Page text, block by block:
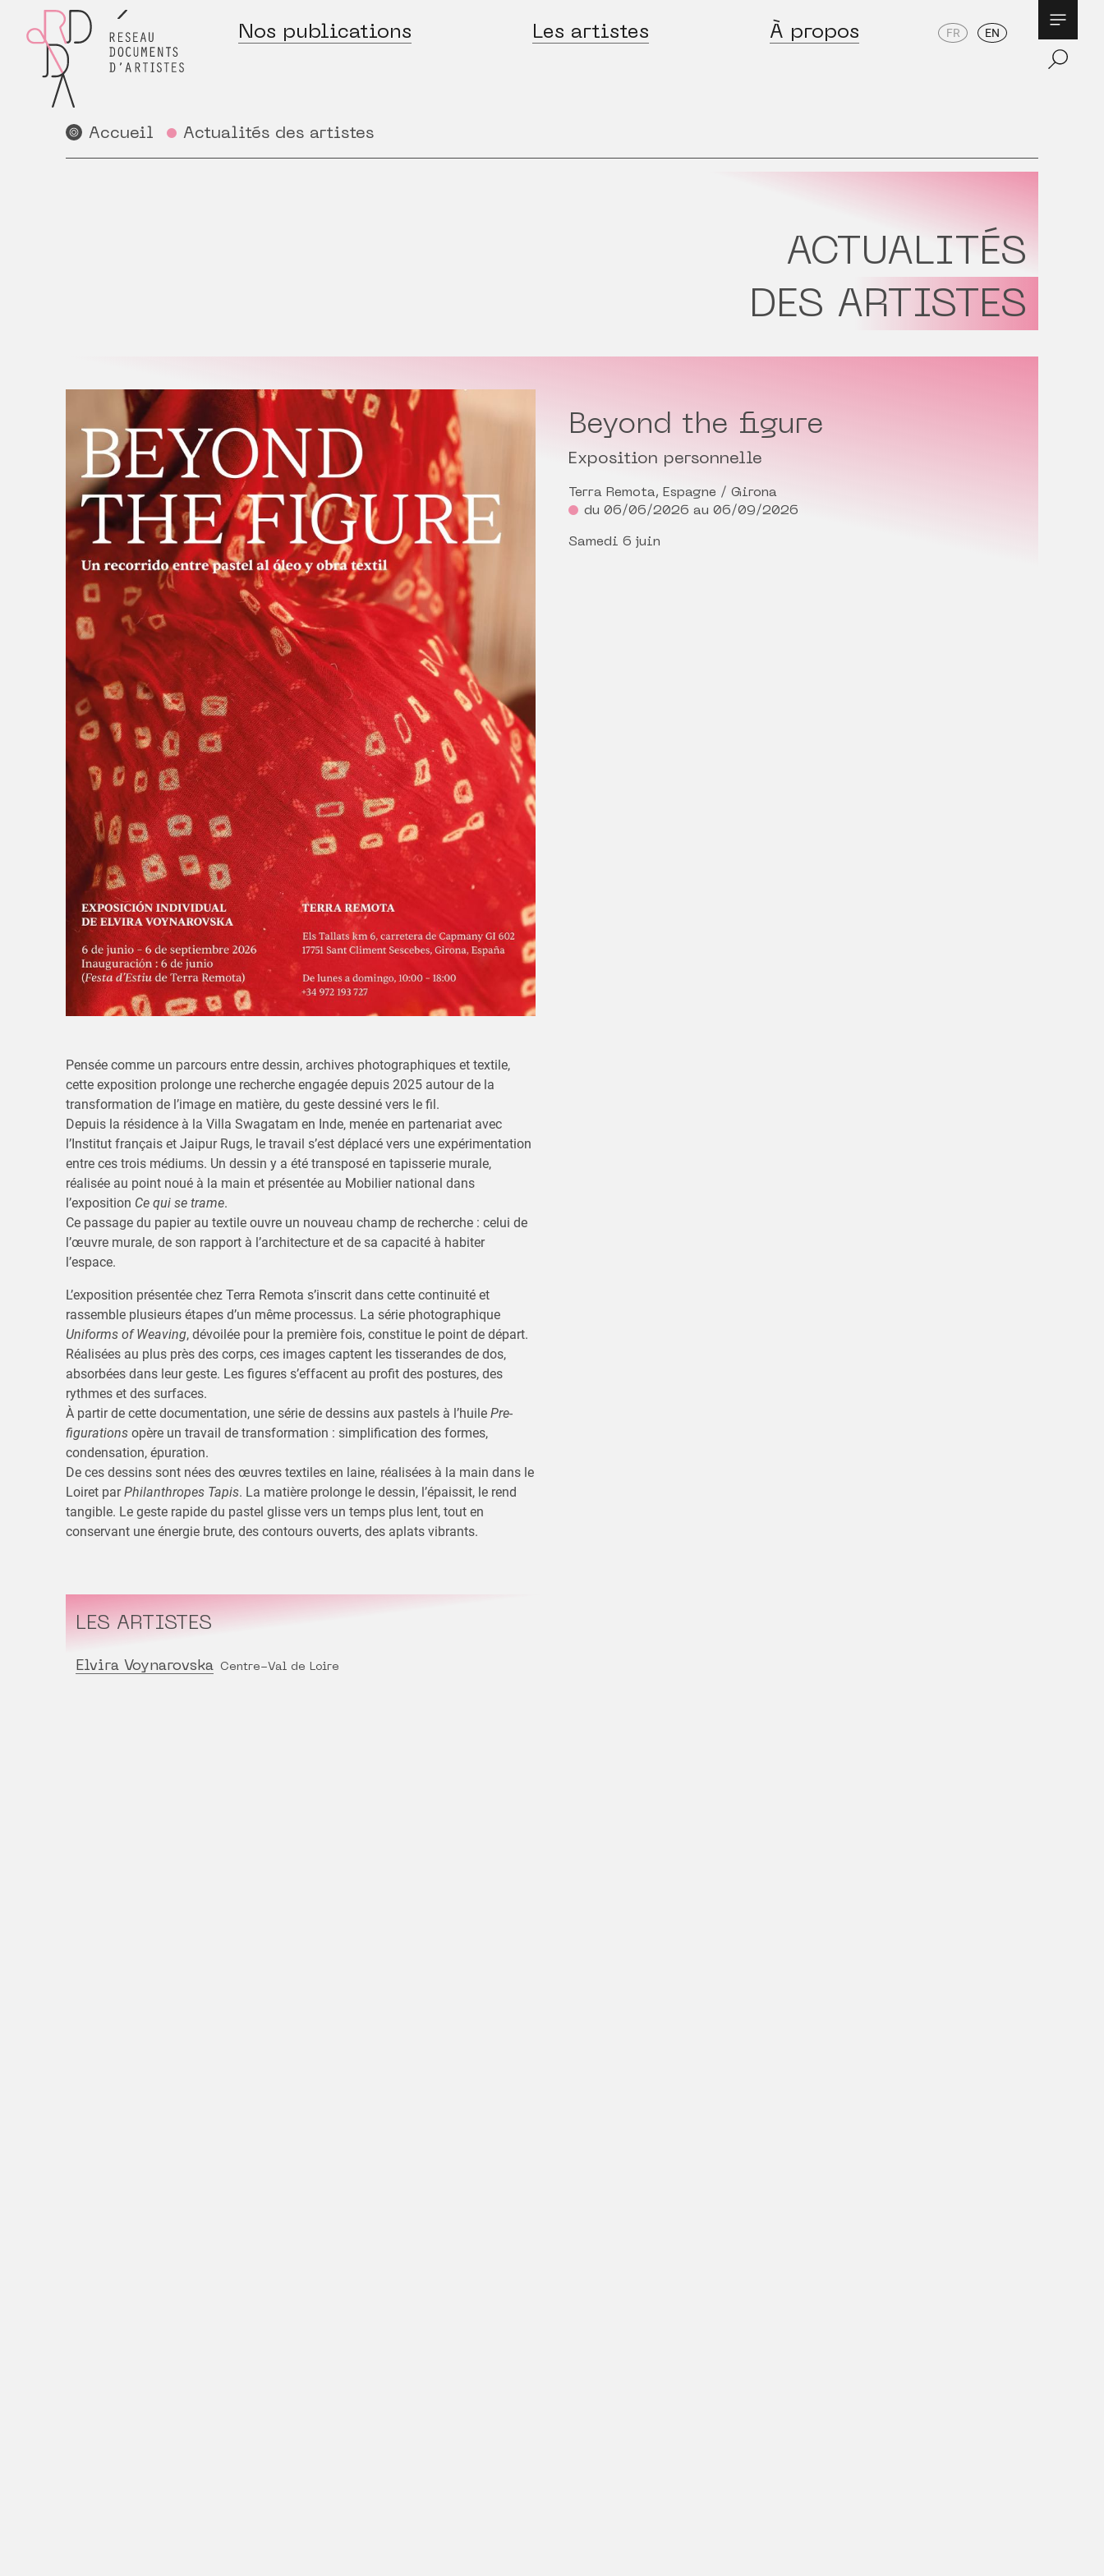
Nos publications Les artistes À propos FR EN
Accueil Actualités des artistes
ACTUALITÉS
DES ARTISTES
Beyond the figure
Exposition personnelle
Terra Remota, Espagne / Girona
du 06/06/2026 au 06/09/2026
Samedi 6 juin
Pensée comme un parcours entre dessin, archives photographiques et textile,
cette exposition prolonge une recherche engagée depuis 2025 autour de la
transformation de l’image en matière, du geste dessiné vers le fil.
Depuis la résidence à la Villa Swagatam en Inde, menée en partenariat avec
l’Institut français et Jaipur Rugs, le travail s’est déplacé vers une expérimentation
entre ces trois médiums. Un dessin y a été transposé en tapisserie murale,
réalisée au point noué à la main et présentée au Mobilier national dans
l’exposition Ce qui se trame.
Ce passage du papier au textile ouvre un nouveau champ de recherche : celui de
l’œuvre murale, de son rapport à l’architecture et de sa capacité à habiter
l’espace.
L’exposition présentée chez Terra Remota s’inscrit dans cette continuité et
rassemble plusieurs étapes d’un même processus. La série photographique
Uniforms of Weaving, dévoilée pour la première fois, constitue le point de départ.
Réalisées au plus près des corps, ces images captent les tisserandes de dos,
absorbées dans leur geste. Les figures s’effacent au profit des postures, des
rythmes et des surfaces.
À partir de cette documentation, une série de dessins aux pastels à l’huile Pre-
figurations opère un travail de transformation : simplification des formes,
condensation, épuration.
De ces dessins sont nées des œuvres textiles en laine, réalisées à la main dans le
Loiret parPhilanthropes Tapis. La matière prolonge le dessin, l’épaissit, le rend
tangible. Le geste rapide du pastel glisse vers un temps plus lent, tout en
conservant une énergie brute, des contours ouverts, des aplats vibrants.
LES ARTISTES
Elvira Voynarovska Centre-Val de Loire